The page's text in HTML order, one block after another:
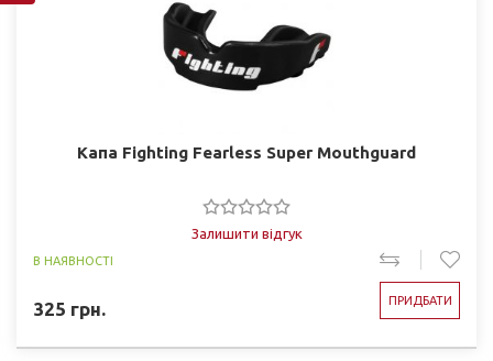
Капа Fighting Fearless Super Mouthguard
Залишити відгук
В НАЯВНОСТІ
325 грн. ПРИДБАТИ